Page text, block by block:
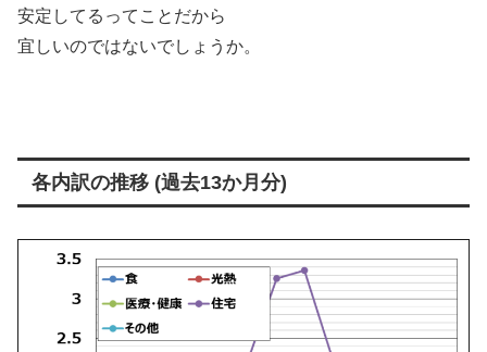
安定してるってことだから
宜しいのではないでしょうか。
各内訳の推移 (過去13か月分)